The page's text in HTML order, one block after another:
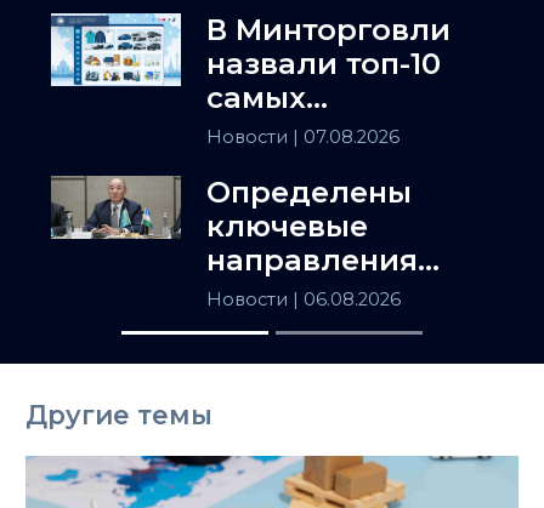
В Минторговли
назвали топ-10
самых
популярных
Казахстане
Новости | 07.08.2026
Определены
ключевые
направления
сотрудничества
Астаны и
Ташкента
Новости | 06.08.2026
Другие темы